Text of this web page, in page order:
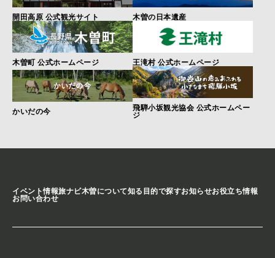
開田高原 公式観光サイト 木曽の日本遺産
木曽町 公式ホームページ 王滝村 公式ホームページ
かいだの今
飛騨小坂観光協会 公式ホームペー
ジ
イベント情報旅ナビ木曽について知る 目的で探すお知らせお役立ち情報
お問い合わせ